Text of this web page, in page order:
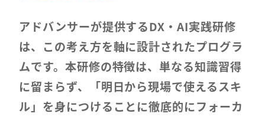
アドバンサーが提供するDX・AI実践研修
は、この考え方を軸に設計されたプログラ
ムです。本研修の特徴は、単なる知識習得
に留まらず、「明日から現場で使えるスキ
ル」を身につけることに徹底的にフォーカ